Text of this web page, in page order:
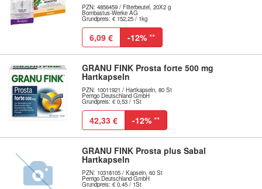
PZN: 4856459 / Filterbeutel, 20X2 g
Bombastus-Werke AG
Grundpreis: € 152,25 / 1kg
6,09 € -12% **
GRANU FINK Prosta forte 500 mg
Hartkapseln
PZN: 10011921 / Hartkapseln, 80 St
Perrigo Deutschland GmbH
Grundpreis: € 0,53 / 1St
42,33 € -12% **
GRANU FINK Prosta plus Sabal
Hartkapseln
PZN: 10318105 / Kapseln, 60 St
Perrigo Deutschland GmbH
Grundpreis: € 0,45 / 1St